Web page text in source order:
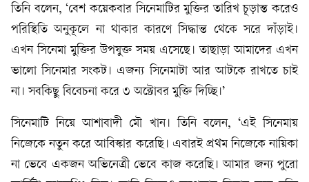
তিনি বলেন, ‘বেশ কয়েকবার সিনেমাটির মুক্তির তারিখ চূড়ান্ত করেও
পরিস্থিতি অনুকূলে না থাকার কারণে সিদ্ধান্ত থেকে সরে দাঁড়াই।
এখন সিনেমা মুক্তির উপযুক্ত সময় এসেছে। তাছাড়া আমাদের এখন
ভালো সিনেমার সংকট। এজন্য সিনেমাটা আর আটকে রাখতে চাই
না। সবকিছু বিবেচনা করে ৩ অক্টোবর মুক্তি দিচ্ছি।’
সিনেমাটি নিয়ে আশাবাদী মৌ খান। তিনি বলেন, ‘এই সিনেমায়
নিজেকে নতুন করে আবিস্কার করেছি। এবারই প্রথম নিজেকে নায়িকা
না ভেবে একজন অভিনেত্রী ভেবে কাজ করেছি। আমার জন্য পুরো